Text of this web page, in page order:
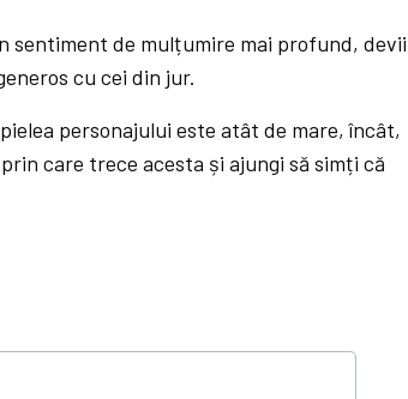
sentiment de mulțumire mai profund, devii
cu cei din jur.
personajului este atât de mare, încât,
prin care trece acesta și ajungi să simți că